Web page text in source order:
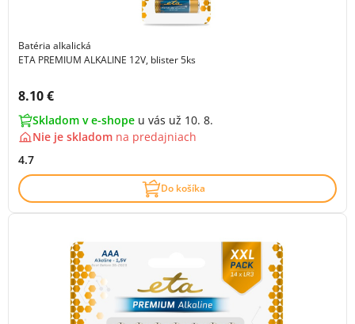
Batéria alkalická
ETA PREMIUM ALKALINE 12V, blister 5ks
Cena s DPH:
8.10 €
Skladom v e-shope u vás už 10. 8.
Nie je skladom na predajniach
4.7
Do košíka